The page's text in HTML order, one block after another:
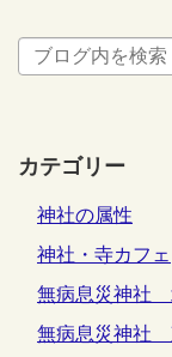
カテゴリー
神社の属性
神社・寺カフェ
無病息災神社
無病息災神社